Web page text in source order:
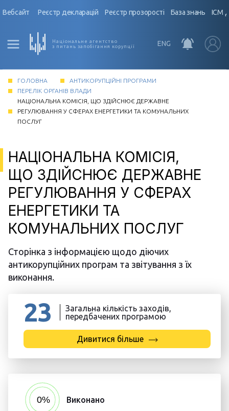
Вебсайт Реєстр декларацій Реєстр прозорості База знань ІСМ
Національне агентство
з питань запобігання корупції
ENG
ГОЛОВНА
АНТИКОРУПЦІЙНІ ПРОГРАМИ
ПЕРЕЛІК ОРГАНІВ ВЛАДИ
НАЦІОНАЛЬНА КОМІСІЯ, ЩО ЗДІЙСНЮЄ ДЕРЖАВНЕ
РЕГУЛЮВАННЯ У СФЕРАХ ЕНЕРГЕТИКИ ТА КОМУНАЛЬНИХ
ПОСЛУГ
НАЦІОНАЛЬНА КОМІСІЯ,
ЩО ЗДІЙСНЮЄ ДЕРЖАВНЕ
РЕГУЛЮВАННЯ У СФЕРАХ
ЕНЕРГЕТИКИ ТА
КОМУНАЛЬНИХ ПОСЛУГ
Сторінка з інформацією щодо діючих
антикорупційних програм та звітування з їх
виконання.
23
Загальна кількість заходів,
передбачених програмою
Дивитися більше
Виконано